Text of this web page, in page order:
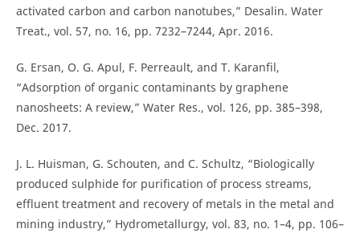
activated carbon and carbon nanotubes,” Desalin. Water
Treat., vol. 57, no. 16, pp. 7232–7244, Apr. 2016.
G. Ersan, O. G. Apul, F. Perreault, and T. Karanfil,
“Adsorption of organic contaminants by graphene
nanosheets: A review,” Water Res., vol. 126, pp. 385–398,
Dec. 2017.
J. L. Huisman, G. Schouten, and C. Schultz, “Biologically
produced sulphide for purification of process streams,
effluent treatment and recovery of metals in the metal and
mining industry,” Hydrometallurgy, vol. 83, no. 1–4, pp. 106–